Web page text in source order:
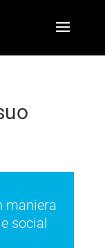
maniera
social